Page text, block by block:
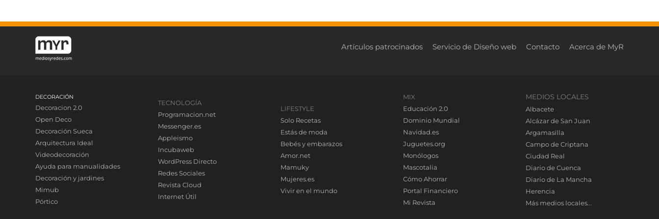
Artículos patrocinados Servicio de Diseño web Contacto Acerca de MyR
DECORACIÓN
Decoracion 2.0
Open Deco
Decoración Sueca
Arquitectura Ideal
Videodecoración
Ayuda para manualidades
Decoración y jardines
Mimub
Pórtico
TECNOLOGÍA
Programacion.net
Messenger.es
Appleismo
Incubaweb
WordPress Directo
Redes Sociales
Revista Cloud
Internet Útil
LIFESTYLE
Solo Recetas
Estás de moda
Bebés y embarazos
Amor.net
Mamuky
Mujeres.es
Vivir en el mundo
MIX
Educación 2.0
Dominio Mundial
Navidad.es
Juguetes.org
Monólogos
Mascotalia
Cómo Ahorrar
Portal Financiero
Mi Revista
MEDIOS LOCALES
Albacete
Alcázar de San Juan
Argamasilla
Campo de Criptana
Ciudad Real
Diario de Cuenca
Diario de La Mancha
Herencia
Más medios locales...